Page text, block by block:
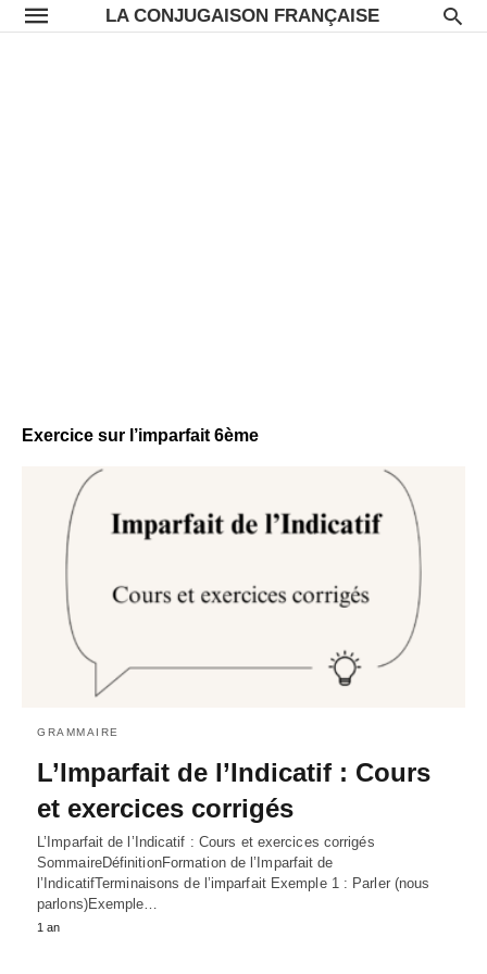
LA CONJUGAISON FRANÇAISE
Exercice sur l’imparfait 6ème
GRAMMAIRE
L’Imparfait de l’Indicatif : Cours
et exercices corrigés
L’Imparfait de l’Indicatif : Cours et exercices corrigés
SommaireDéfinitionFormation de l’Imparfait de
l’IndicatifTerminaisons de l’imparfait Exemple 1 : Parler (nous
parlons)Exemple…
1 an